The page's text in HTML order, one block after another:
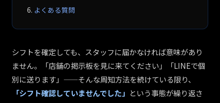
よくある質問
シフトを確定しても、スタッフに届かなければ意味があり
ません。「店舗の掲示板を見に来てください」「LINEで個
別に送ります」——そんな周知方法を続けている限り、
「シフト確認していませんでした」 という事態が繰り返さ